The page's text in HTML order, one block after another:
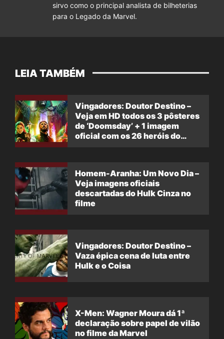
sirvo como o principal analista de bilheterias
para o Legado da Marvel.
LEIA TAMBÉM
Vingadores: Doutor Destino –
Veja em HD todos os 3 pôsteres
de ‘Doomsday’ + 1 imagem
oficial com os 26 heróis do
Homem-Aranha: Um Novo Dia –
Veja imagens oficiais
descartadas do Hulk Cinza no
filme
Vingadores: Doutor Destino –
Vaza épica cena de luta entre
Hulk e o Coisa
X-Men: Wagner Moura dá 1ª
declaração sobre papel de vilão
no filme da Marvel